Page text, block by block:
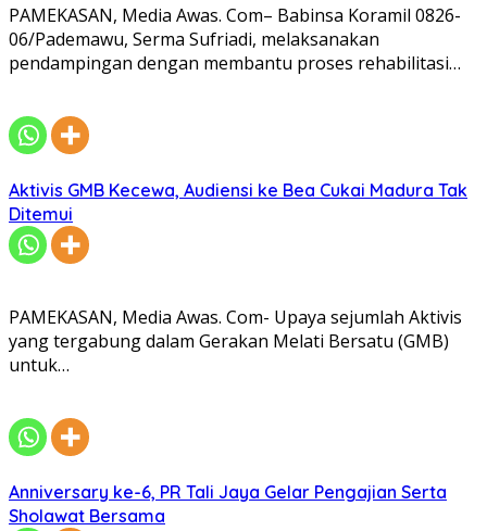
PAMEKASAN, Media Awas. Com– Babinsa Koramil 0826-
06/Pademawu, Serma Sufriadi, melaksanakan
pendampingan dengan membantu proses rehabilitasi…
Aktivis GMB Kecewa, Audiensi ke Bea Cukai Madura Tak
Ditemui
PAMEKASAN, Media Awas. Com- Upaya sejumlah Aktivis
yang tergabung dalam Gerakan Melati Bersatu (GMB)
untuk…
Anniversary ke-6, PR Tali Jaya Gelar Pengajian Serta
Sholawat Bersama